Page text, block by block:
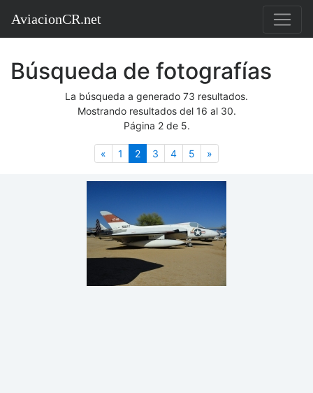
AviacionCR.net
Búsqueda de fotografías
La búsqueda a generado 73 resultados.
Mostrando resultados del 16 al 30.
Página 2 de 5.
« Anterior
1 2(actual)
3 4 5 »